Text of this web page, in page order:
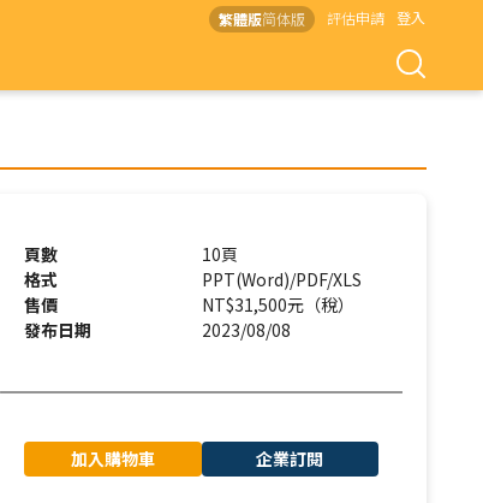
繁體版简体版 評估申請 登入
頁數
10頁
格式
PPT(Word)/PDF/XLS
售價
NT$31,500元（稅）
發布日期
2023/08/08
加入購物車 企業訂閱